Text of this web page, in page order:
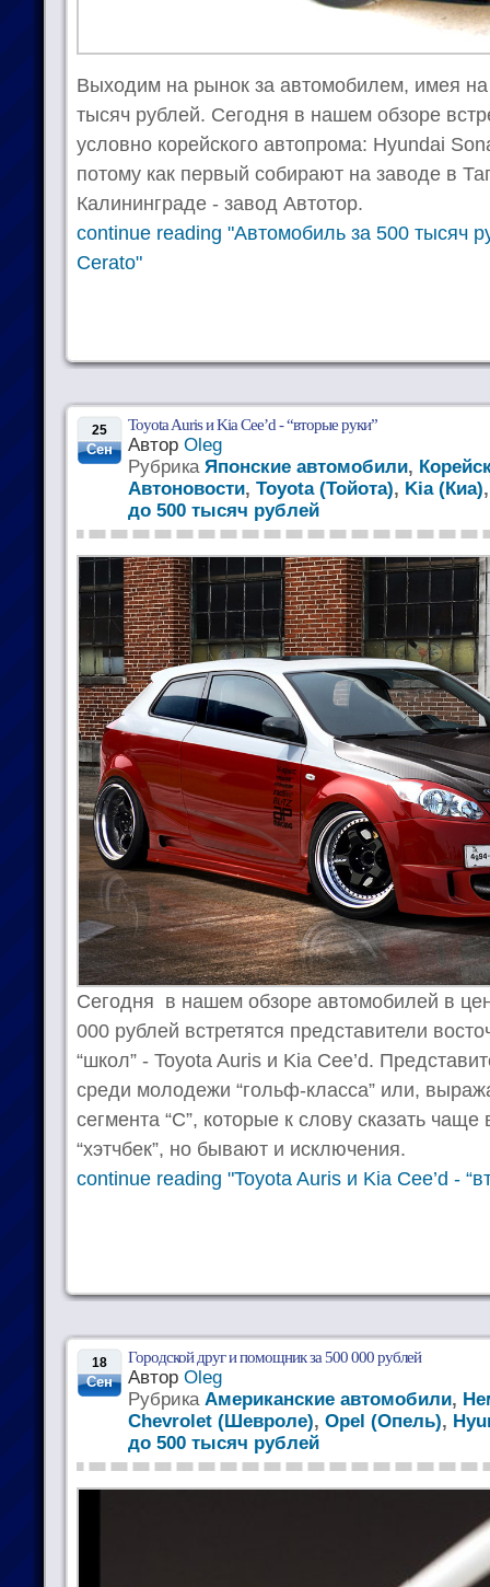
Выходим на рынок за автомобилем, имея на
тысяч рублей. Сегодня в нашем обзоре
условно корейского автопрома: Hyundai
потому как первый собирают на заводе в
Калининграде - завод Автотор.
continue reading "Автомобиль за 500 тысяч
Cerato"
25
Сен
Toyota Auris и Kia Cee’d - “вторые руки”
Автор Oleg
Рубрика Японские автомобили,
Автоновости, Toyota (Тойота), Kia (Киа)
до 500 тысяч рублей
Сегодня в нашем обзоре автомобилей в
000 рублей встретятся представители
“школ” - Toyota Auris и Kia Cee’d.
среди молодежи “гольф-класса” или,
сегмента “С”, которые к слову сказать
“хэтчбек”, но бывают и исключения.
continue reading "Toyota Auris и Kia Cee’d -
18
Сен
Городской друг и помощник за 500 000 рублей
Автор Oleg
Рубрика Американские автомобили,
Chevrolet (Шевроле), Opel (Опель),
до 500 тысяч рублей